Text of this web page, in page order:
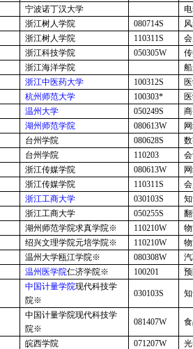
宁波诺丁汉大学
浙江树人学院 080714S
浙江树人学院 110311S
浙江科技学院 050305W
浙江海洋学院
浙江中医药大学 100312S
杭州师范大学 100303*
温州大学 050249S
湖州师范学院 080613W
台州学院 080628S
台州学院 110203
浙江传媒学院 080613W
浙江传媒学院 110311S
浙江工商大学 030103S
浙江工商大学 050255S
湖州师范学院求真学院※ 110210W
绍兴文理学院元培学院※ 110210W
温州大学瓯江学院※ 080308W
温州医学院仁济学院※ 100201
中国计量学院现代科技学
院※
030103S
中国计量学院现代科技学
院※
081407W
皖西学院 071207W